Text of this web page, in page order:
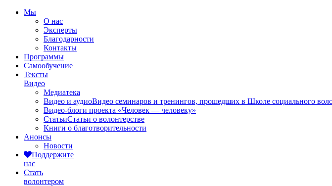
Мы
О нас
Эксперты
Благодарности
Контакты
Программы
Самообучение
Тексты
Видео
Медиатека
Видео и аудиоВидео семинаров и тренингов, прошедших в Школе социального
Видео-блоги проекта «Человек — человеку»
СтатьиСтатьи о волонтерстве
Книги о благотворительности
Анонсы
Новости
Поддержите
нас
Стать
волонтером